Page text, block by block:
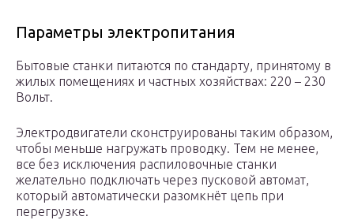
Параметры электропитания
Бытовые станки питаются по стандарту, принятому в
жилых помещениях и частных хозяйствах: 220 – 230
Вольт.
Электродвигатели сконструированы таким образом,
чтобы меньше нагружать проводку. Тем не менее,
все без исключения распиловочные станки
желательно подключать через пусковой автомат,
который автоматически разомкнёт цепь при
перегрузке.